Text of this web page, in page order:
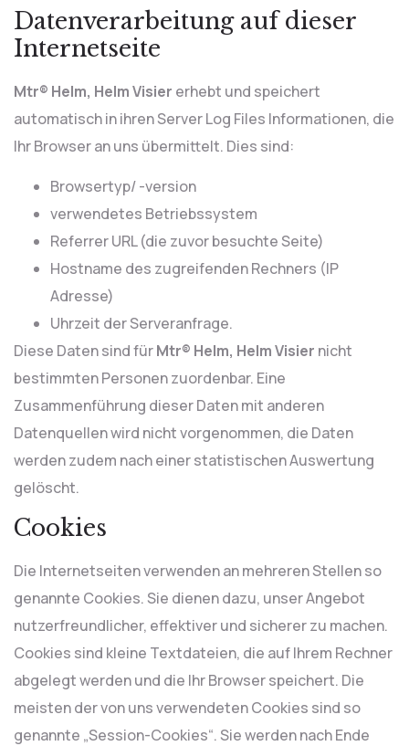
Datenverarbeitung auf dieser
Internetseite
Mtr® Helm, Helm Visier erhebt und speichert
automatisch in ihren Server Log Files Informationen, die
Ihr Browser an uns übermittelt. Dies sind:
Browsertyp/ -version
verwendetes Betriebssystem
Referrer URL (die zuvor besuchte Seite)
Hostname des zugreifenden Rechners (IP
Adresse)
Uhrzeit der Serveranfrage.
Diese Daten sind fürMtr® Helm, Helm Visier nicht
bestimmten Personen zuordenbar. Eine
Zusammenführung dieser Daten mit anderen
Datenquellen wird nicht vorgenommen, die Daten
werden zudem nach einer statistischen Auswertung
gelöscht.
Cookies
Die Internetseiten verwenden an mehreren Stellen so
genannte Cookies. Sie dienen dazu, unser Angebot
nutzerfreundlicher, effektiver und sicherer zu machen.
Cookies sind kleine Textdateien, die auf Ihrem Rechner
abgelegt werden und die Ihr Browser speichert. Die
meisten der von uns verwendeten Cookies sind so
genannte „Session-Cookies“. Sie werden nach Ende